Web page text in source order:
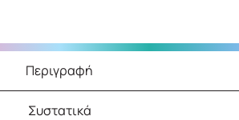
Περιγραφή
Συστατικά